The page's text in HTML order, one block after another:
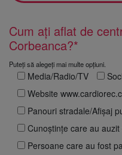
Cum ați aflat de
Corbeanca?*
Puteți să alegeți mai multe opțiuni.
Media/Radio/TV
Website
Panouri stradale/Afișaj
Cunoștințe care au
Persoane care au fost